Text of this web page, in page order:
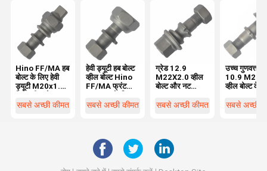
Hino FF/MA हब
बोल्ट के लिए हेवी
ड्यूटी M20x1.5
सबसे अच्छी कीमत
हेवी ड्यूटी हब बोल्ट
व्हील बोल्ट Hino
FF/MA फ्रंट
सबसे अच्छी कीमत
ग्रेड 12.9
M22X2.0 व्हील
बोल्ट और नट
OEM0329613170
सबसे अच्छी कीमत
उच्च गुणवत्ता
10.9
व्हील बोल्ट के
सबसे अच्छी